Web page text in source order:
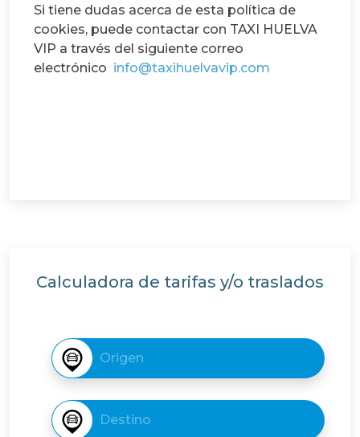
Si tiene dudas acerca de esta política de
cookies, puede contactar con TAXI HUELVA
VIP a través del siguiente correo
electrónico info@taxihuelvavip.com
Calculadora de tarifas y/o traslados